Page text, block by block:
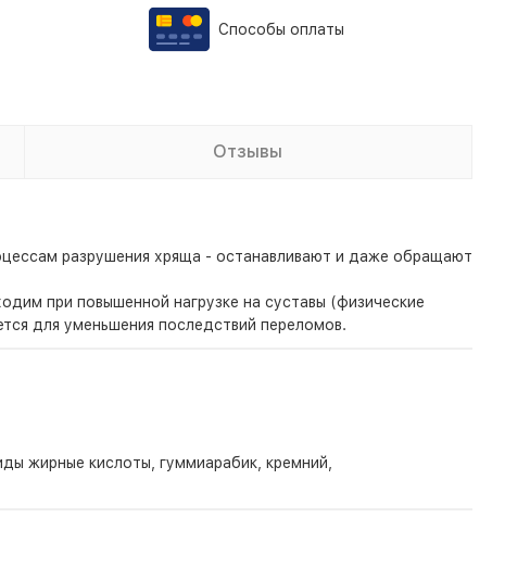
Способы оплаты
Отзывы
разрушения хряща - останавливают и даже обращают
при повышенной нагрузке на суставы (физические
для уменьшения последствий переломов.
жирные кислоты, гуммиарабик, кремний,